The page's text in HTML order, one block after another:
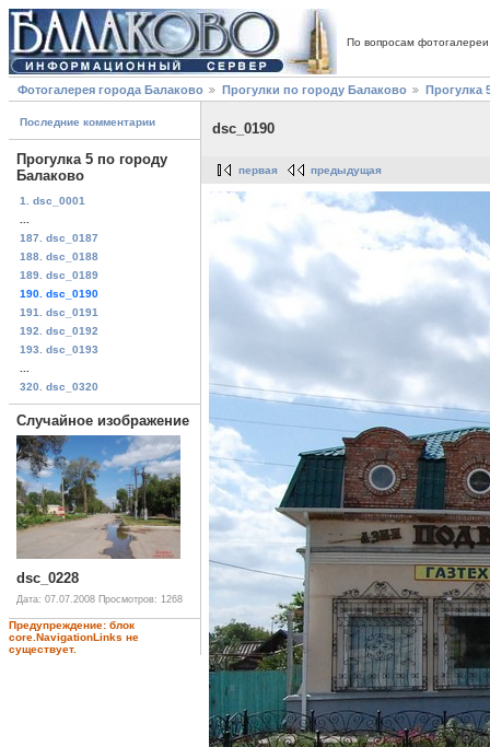
По вопросам
Фотогалерея города Балаково Прогулки по городу Балаково Прогулка
Последние комментарии
Прогулка 5 по городу
Балаково
1. dsc_0001
187. dsc_0187
188. dsc_0188
189. dsc_0189
190. dsc_0190
191. dsc_0191
192. dsc_0192
193. dsc_0193
320. dsc_0320
Случайное изображение
dsc_0228
Дата: 07.07.2008 Просмотров: 1268
Предупреждение: блок
core.NavigationLinks не
существует.
dsc_0190
первая предыдущая